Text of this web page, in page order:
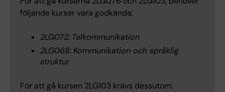
följande kurser vara godkända:
2LG072: Talkommunikation
2LG068:Kommunikation och språklig
struktur
För att gå kursen 2LG103 krävs dessutom: